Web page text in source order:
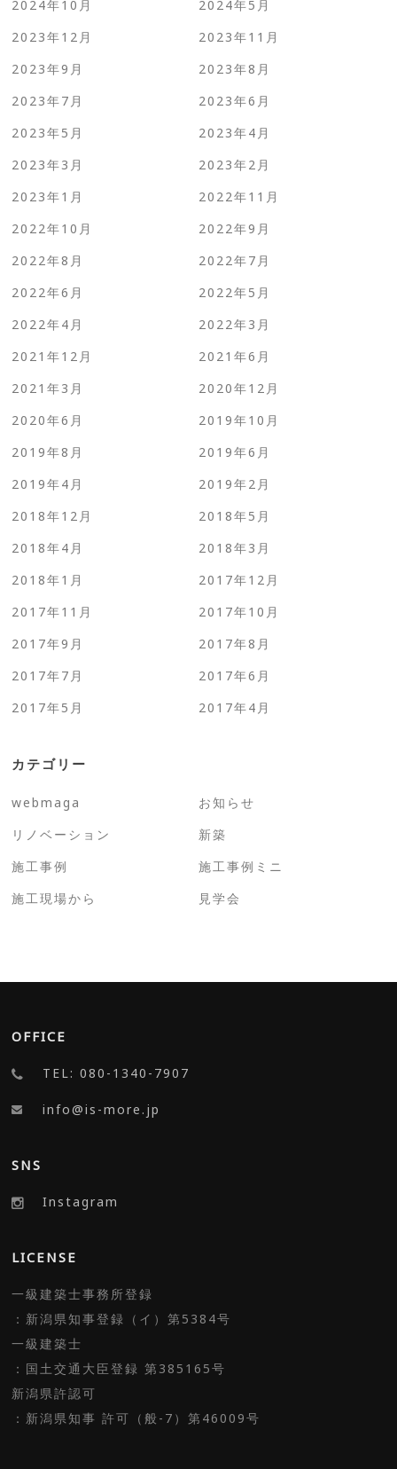
2024年10月
2024年5月
2023年12月
2023年11月
2023年9月
2023年8月
2023年7月
2023年6月
2023年5月
2023年4月
2023年3月
2023年2月
2023年1月
2022年11月
2022年10月
2022年9月
2022年8月
2022年7月
2022年6月
2022年5月
2022年4月
2022年3月
2021年12月
2021年6月
2021年3月
2020年12月
2020年6月
2019年10月
2019年8月
2019年6月
2019年4月
2019年2月
2018年12月
2018年5月
2018年4月
2018年3月
2018年1月
2017年12月
2017年11月
2017年10月
2017年9月
2017年8月
2017年7月
2017年6月
2017年5月
2017年4月
カテゴリー
webmaga
お知らせ
リノベーション
新築
施工事例
施工事例ミニ
施工現場から
見学会
OFFICE
TEL: 080-1340-7907
info@is-more.jp
SNS
Instagram
LICENSE
一級建築士事務所登録
：新潟県知事登録（イ）第5384号
一級建築士
：国土交通大臣登録 第385165号
新潟県許認可
：新潟県知事 許可（般-7）第46009号